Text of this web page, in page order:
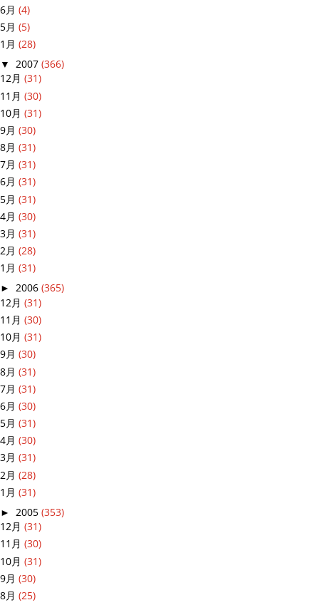
6月 (4)
5月 (5)
1月 (28)
▼ 2007 (366)
12月 (31)
11月 (30)
10月 (31)
9月 (30)
8月 (31)
7月 (31)
6月 (31)
5月 (31)
4月 (30)
3月 (31)
2月 (28)
1月 (31)
► 2006 (365)
12月 (31)
11月 (30)
10月 (31)
9月 (30)
8月 (31)
7月 (31)
6月 (30)
5月 (31)
4月 (30)
3月 (31)
2月 (28)
1月 (31)
► 2005 (353)
12月 (31)
11月 (30)
10月 (31)
9月 (30)
8月 (25)